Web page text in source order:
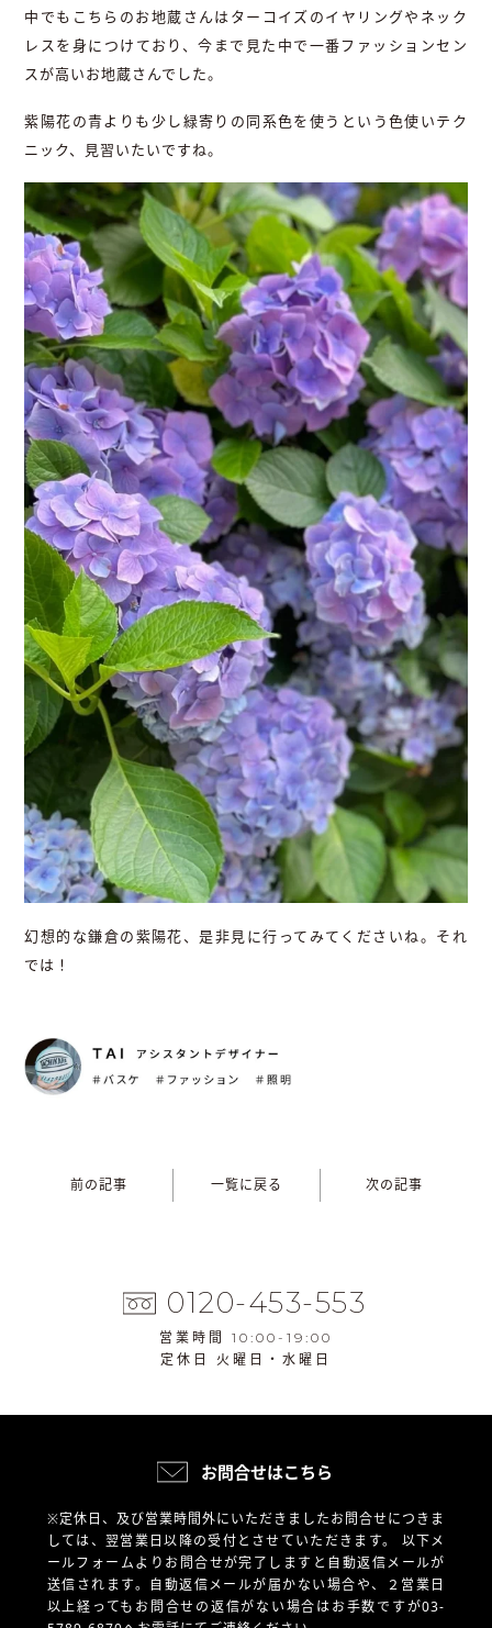
中でもこちらのお地蔵さんはターコイズのイヤリングやネック
レスを身につけており、今まで見た中で一番ファッションセン
スが高いお地蔵さんでした。
紫陽花の青よりも少し緑寄りの同系色を使うという色使いテク
ニック、見習いたいですね。
幻想的な鎌倉の紫陽花、是非見に行ってみてくださいね。それ
では！
前の記事 一覧に戻る 次の記事
0120-453-553
営業時間 10:00-19:00
定休日 火曜日・水曜日
お問合せはこちら
※定休日、及び営業時間外にいただきましたお問合せにつきま
しては、翌営業日以降の受付とさせていただきます。 以下メ
ールフォームよりお問合せが完了しますと自動返信メールが
送信されます。自動返信メールが届かない場合や、
２営業日
以上経ってもお問合せの返信がない場合はお手数ですが03-